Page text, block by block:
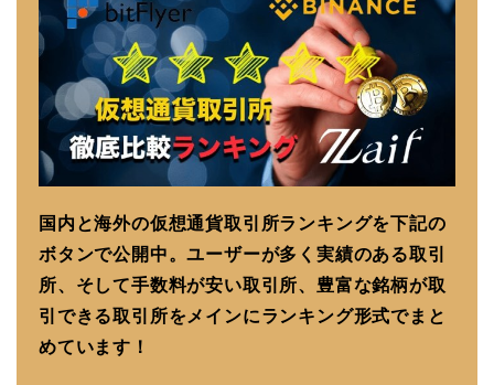
国内と海外の仮想通貨取引所ランキングを下記の
ボタンで公開中。ユーザーが多く実績のある取引
所、そして手数料が安い取引所、豊富な銘柄が取
引できる取引所をメインにランキング形式でまと
めています！